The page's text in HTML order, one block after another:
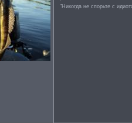
"Никогда не спорьте с